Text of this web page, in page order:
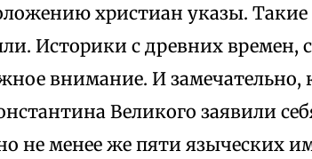
христиан указы. Такие
Историки с древних времен,
внимание. И замечательно,
Великого заявили
не менее же пяти языческих